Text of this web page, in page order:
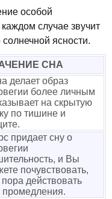
особой
случае звучит
ясности.
СНА
делает образ
более личным
на скрытую
по тишине и
придает сну о
и Вы
почувствовать,
пора действовать
промедления.